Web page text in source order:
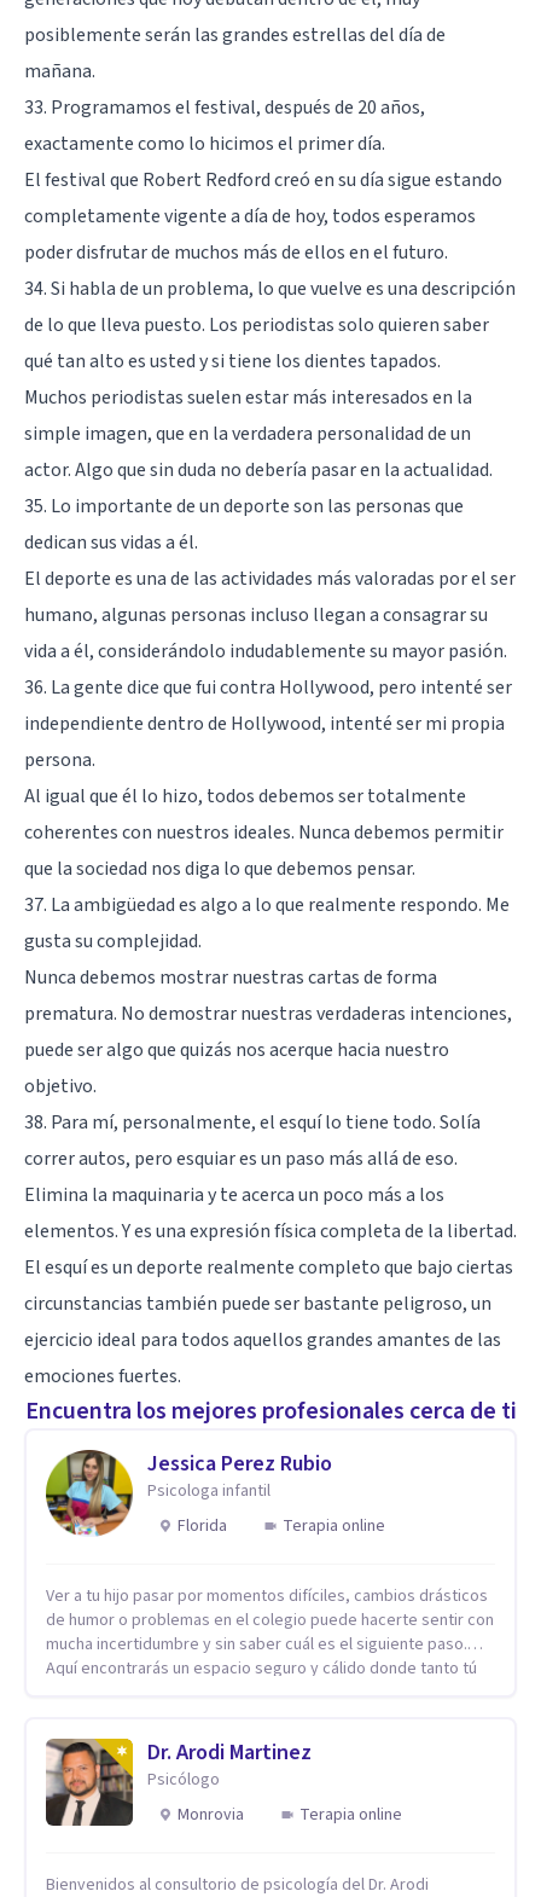
posiblemente serán las grandes estrellas del día de
mañana.
33. Programamos el festival, después de 20 años,
exactamente como lo hicimos el primer día.
El festival que Robert Redford creó en su día sigue estando
completamente vigente a día de hoy, todos esperamos
poder disfrutar de muchos más de ellos en el futuro.
34. Si habla de un problema, lo que vuelve es una descripción
de lo que lleva puesto. Los periodistas solo quieren saber
qué tan alto es usted y si tiene los dientes tapados.
Muchos periodistas suelen estar más interesados en la
simple imagen, que en la verdadera personalidad de un
actor. Algo que sin duda no debería pasar en la actualidad.
35. Lo importante de un deporte son las personas que
dedican sus vidas a él.
El deporte es una de las actividades más valoradas por el ser
humano, algunas personas incluso llegan a consagrar su
vida a él, considerándolo indudablemente su mayor pasión.
36. La gente dice que fui contra Hollywood, pero intenté ser
independiente dentro de Hollywood, intenté ser mi propia
persona.
Al igual que él lo hizo, todos debemos ser totalmente
coherentes con nuestros ideales. Nunca debemos permitir
que la sociedad nos diga lo que debemos pensar.
37. La ambigüedad es algo a lo que realmente respondo. Me
gusta su complejidad.
Nunca debemos mostrar nuestras cartas de forma
prematura. No demostrar nuestras verdaderas intenciones,
puede ser algo que quizás nos acerque hacia nuestro
objetivo.
38. Para mí, personalmente, el esquí lo tiene todo. Solía ​​
correr autos, pero esquiar es un paso más allá de eso.
Elimina la maquinaria y te acerca un poco más a los
elementos. Y es una expresión física completa de la libertad.
El esquí es un deporte realmente completo que bajo ciertas
circunstancias también puede ser bastante peligroso, un
ejercicio ideal para todos aquellos grandes amantes de las
emociones fuertes.
Encuentra los mejores profesionales cerca de ti
Jessica Perez Rubio
Psicologa infantil
Florida
Terapia online
Ver a tu hijo pasar por momentos difíciles, cambios drásticos
de humor o problemas en el colegio puede hacerte sentir con
mucha incertidumbre y sin saber cuál es el siguiente paso.
Aquí encontrarás un espacio seguro y cálido donde tanto tú
casa. Me especializo en guiar a familias a través de
herramientas prácticas y dinámicas adaptadas a la edad de
cada menor, dejando de lado las etiquetas y los tecnicismos.
Mi forma de trabajar se centra en entender las emociones
fortaleciendo la comunicación entre ustedes. Acompaño a
Dr. Arodi Martinez
Psicólogo
Monrovia
Terapia online
Bienvenidos al consultorio de psicología del Dr. Arodi